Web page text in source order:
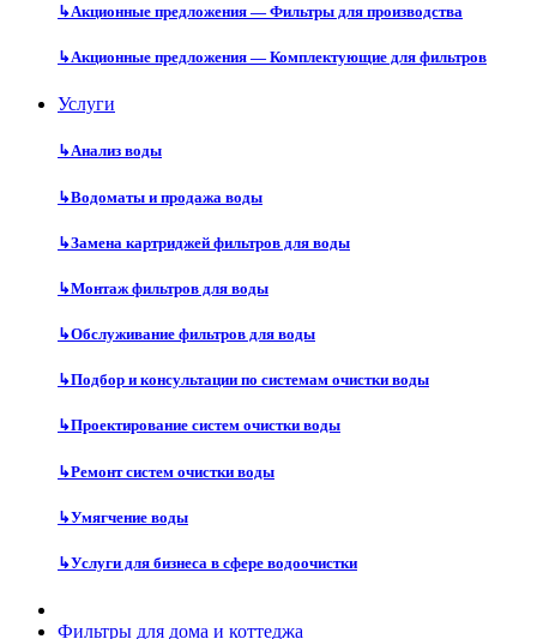
↳Акционные предложения — Фильтры для производства
↳Акционные предложения — Комплектующие для фильтров
Услуги
↳Анализ воды
↳Водоматы и продажа воды
↳Замена картриджей фильтров для воды
↳Монтаж фильтров для воды
↳Обслуживание фильтров для воды
↳Подбор и консультации по системам очистки воды
↳Проектирование систем очистки воды
↳Ремонт систем очистки воды
↳Умягчение воды
↳Услуги для бизнеса в сфере водоочистки
Фильтры для дома и коттеджа